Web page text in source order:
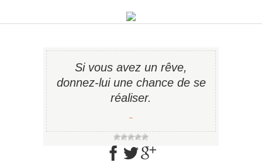
Si vous avez un rêve,
donnez-lui une chance de se
réaliser.
−